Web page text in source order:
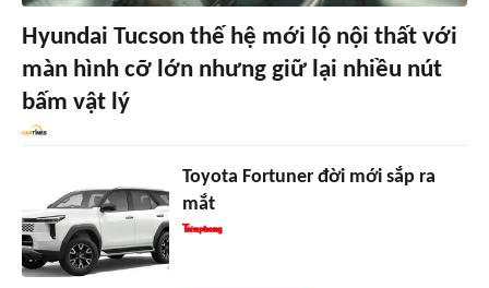
Hyundai Tucson thế hệ mới lộ nội thất với
màn hình cỡ lớn nhưng giữ lại nhiều nút
bấm vật lý
Toyota Fortuner đời mới sắp ra
mắt